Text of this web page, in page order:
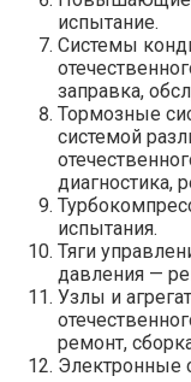
испытание.
Системы
заправка,
Тормозные
системой
диагностика,
испытания.
Тяги
давления —
Узлы и
ремонт,
Электронные